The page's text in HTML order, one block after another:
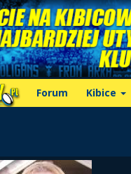
Forum Kibice